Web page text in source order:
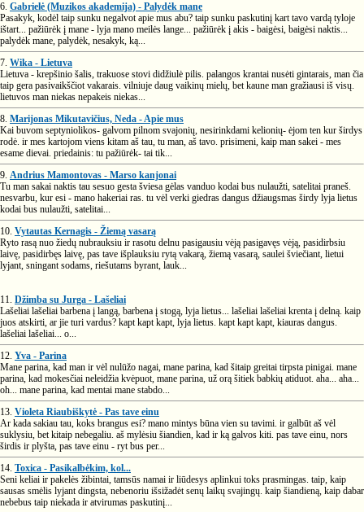
6. Gabrielė (Muzikos akademija) - Palydėk mane
Pasakyk, kodėl taip sunku negalvot apie mus abu? taip sunku paskutinį kart tavo vardą tyloje
ištart... pažiūrėk į mane - lyja mano meilės lange... pažiūrėk į akis - baigėsi, baigėsi naktis...
palydėk mane, palydėk, nesakyk, ką...
7. Wika - Lietuva
Lietuva - krepšinio šalis, trakuose stovi didžiulė pilis. palangos krantai nusėti gintarais, man čia
taip gera pasivaikščiot vakarais. vilniuje daug vaikinų mielų, bet kaune man gražiausi iš visų.
lietuvos man niekas nepakeis niekas...
8. Marijonas Mikutavičius, Neda - Apie mus
Kai buvom septyniolikos- galvom pilnom svajonių, nesirinkdami kelionių- ėjom ten kur širdys
rodė. ir mes kartojom viens kitam aš tau, tu man, aš tavo. prisimeni, kaip man sakei - mes
esame dievai. priedainis: tu pažiūrėk- tai tik...
9. Andrius Mamontovas - Marso kanjonai
Tu man sakai naktis tau sesuo gesta šviesa gėlas vanduo kodai bus nulaužti, satelitai praneš.
nesvarbu, kur esi - mano hakeriai ras. tu vėl verki giedras dangus džiaugsmas širdy lyja lietus
kodai bus nulaužti, satelitai...
10. Vytautas Kernagis - Žiemą vasarą
Ryto rasą nuo žiedų nubrauksiu ir rasotu delnu pasigausiu vėją pasigavęs vėją, pasidirbsiu
laivę, pasidirbęs laivę, pas tave išplauksiu rytą vakarą, žiemą vasarą, saulei šviečiant, lietui
lyjant, sningant sodams, riešutams byrant, lauk...
11. Džimba su Jurga - Lašeliai
Lašeliai lašeliai barbena į langą, barbena į stogą, lyja lietus... lašeliai lašeliai krenta į delną. kaip
juos atskirti, ar jie turi vardus? kapt kapt kapt, lyja lietus. kapt kapt kapt, kiauras dangus.
lašeliai lašeliai... o...
12. Yva - Parina
Mane parina, kad man ir vėl nulūžo nagai, mane parina, kad šitaip greitai tirpsta pinigai. mane
parina, kad mokesčiai neleidžia kvėpuot, mane parina, už orą šitiek babkių atiduot. aha... aha...
oh... mane parina, kad mentai mane stabdo...
13. Violeta Riaubiškytė - Pas tave einu
Ar kada sakiau tau, koks brangus esi? mano mintys būna vien su tavimi. ir galbūt aš vėl
suklysiu, bet kitaip nebegaliu. aš mylėsiu šiandien, kad ir ką galvos kiti. pas tave einu, nors
širdis ir plyšta, pas tave einu - ryt bus per...
14. Toxica - Pasikalbėkim, kol...
Seni keliai ir pakelės žibintai, tamsūs namai ir liūdesys aplinkui toks prasmingas. taip, kaip
sausas smėlis lyjant dingsta, nebenoriu išsižadėt senų laikų svajingų. kaip šiandieną, kaip dabar
nebebus taip niekada ir atvirumas paskutinį...